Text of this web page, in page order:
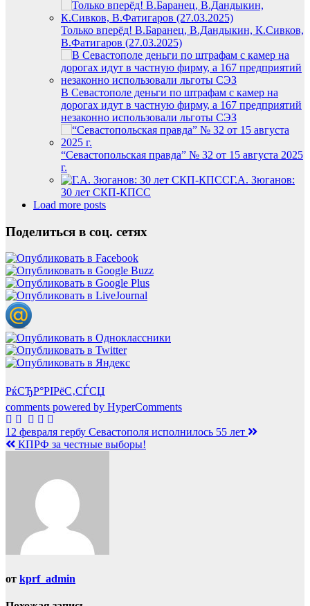
Только вперёд! В.Баранец, В.Дандыкин, К.Сивков,
В.Фатигаров (27.03.2025)
В Севастополе деньги по штрафам с камер на
дорогах идут в частную фирму, а 167 предприятий
незаконно использовали льготы СЭЗ
“Севастопольская правда” № 32 от 15 августа 2025
г.
Г.А. Зюганов:
30 лет СКП-КПСС
Load more posts
Поделиться в соц. сетях
РќСЂР°РІРёС‚СЃСЏ
comments powered by HyperComments
Навигация
по
12 февраля гербу Севастополя исполнилось 55 лет
КПРФ за честные выборы!
от kprf_admin